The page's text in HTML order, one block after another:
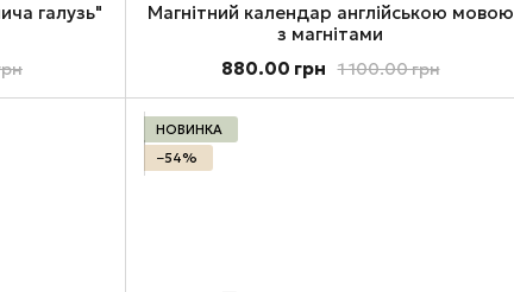
галузь"
Магнітний календар англійською мовою
з магнітами
1 100.00 грн
880.00 грн
НОВИНКА
−54%